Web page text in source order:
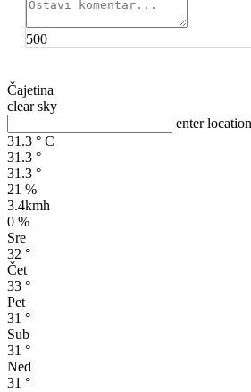
500
Čajetina
clear sky
enter location
31.3 ° C
31.3 °
31.3 °
21 %
3.4kmh
0 %
Sre
32 °
Čet
33 °
Pet
31 °
Sub
31 °
Ned
31 °